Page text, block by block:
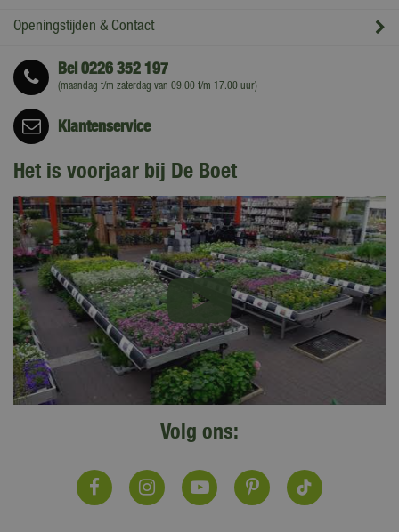
Openingstijden & Contact
Bel0226 352 197
(maandag t/m zaterdag van 09.00 t/m 17.00 uur)
Klantenservice
Het is voorjaar bij De Boet
Volg ons: